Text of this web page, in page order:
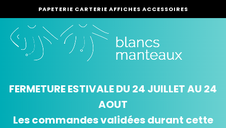
PAPETERIE CARTERIE AFFICHES ACCESSOIRES
FERMETURE ESTIVALE DU 24 JUILLET AU 24
AOUT
Les commandes validées durant cette